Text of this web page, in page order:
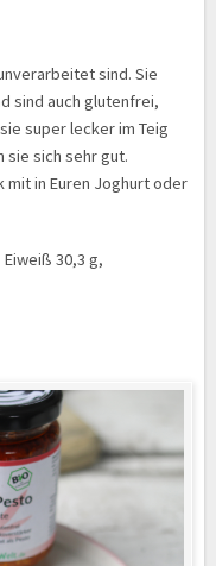
sind. Sie
sind auch glutenfrei,
super lecker im Teig
sie sich sehr gut.
mit in Euren Joghurt oder
30,3 g,